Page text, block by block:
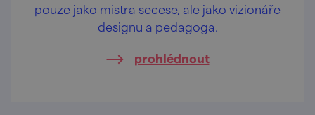
pouze jako mistra secese, ale jako vizionáře
designu a pedagoga.
prohlédnout